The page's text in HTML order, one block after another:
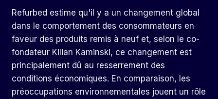
Refurbed estime qu'il y a un changement global
dans le comportement des consommateurs en
faveur des produits remis à neuf et, selon le co-
fondateur Kilian Kaminski, ce changement est
principalement dû au resserrement des
conditions économiques. En comparaison, les
préoccupations environnementales jouent un rôle